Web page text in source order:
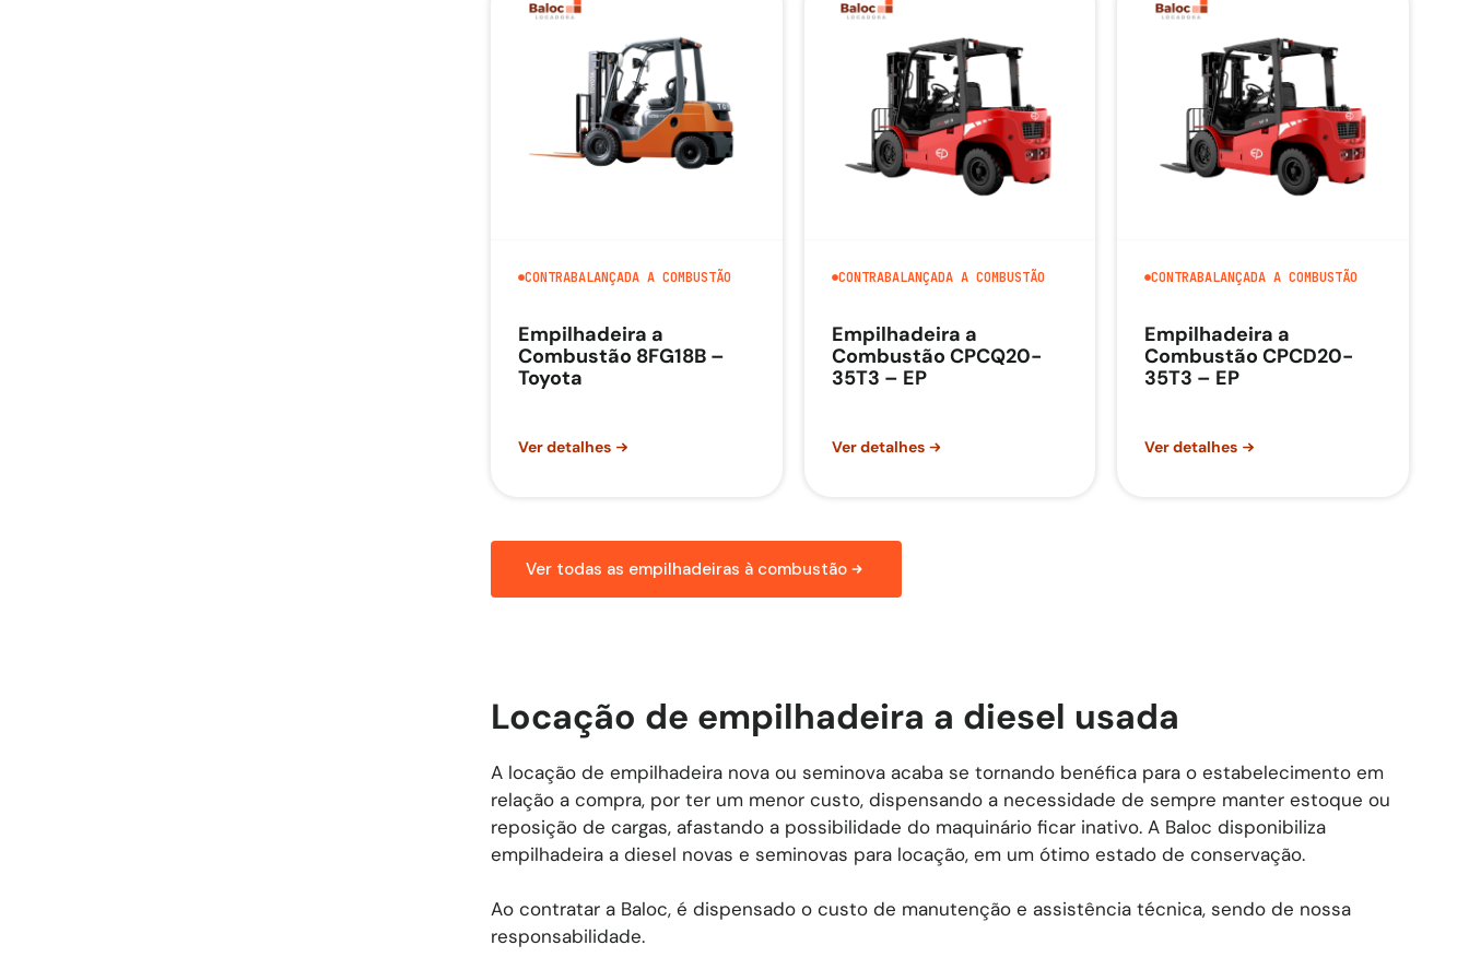
CONTRABALANÇADA A COMBUSTÃO
Empilhadeira a
Combustão 8FG18B –
Toyota
Ver detalhes
CONTRABALANÇADA A COMBUSTÃO
Empilhadeira a
Combustão CPCQ20-
35T3 – EP
Ver detalhes
CONTRABALANÇADA A COMBUSTÃO
Empilhadeira a
Combustão CPCD20-
35T3 – EP
Ver detalhes
Ver todas as empilhadeiras à combustão
Locação de empilhadeira a diesel usada
A locação de empilhadeira nova ou seminova acaba se tornando benéfica para o estabelecimento em
relação a compra, por ter um menor custo, dispensando a necessidade de sempre manter estoque ou
reposição de cargas, afastando a possibilidade do maquinário ficar inativo. A Baloc disponibiliza
empilhadeira a diesel novas e seminovas para locação, em um ótimo estado de conservação.
Ao contratar a Baloc, é dispensado o custo de manutenção e assistência técnica, sendo de nossa
responsabilidade.